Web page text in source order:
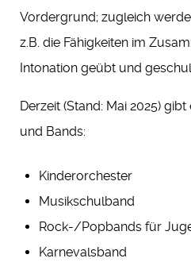
Vordergrund; zugleich
z.B. die Fähigkeiten im
Intonation geübt und
Derzeit (Stand: Mai 2025)
und Bands:
Kinderorchester
Musikschulband
Rock-/Popbands für
Karnevalsband